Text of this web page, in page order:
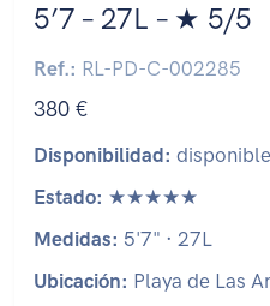
5’7 – 27L – ★ 5/5
Ref.: RL-PD-C-002285
380 €
Disponibilidad: disponible
Estado: ★★★★★
Medidas: 5'7" · 27L
Ubicación: Playa de Las